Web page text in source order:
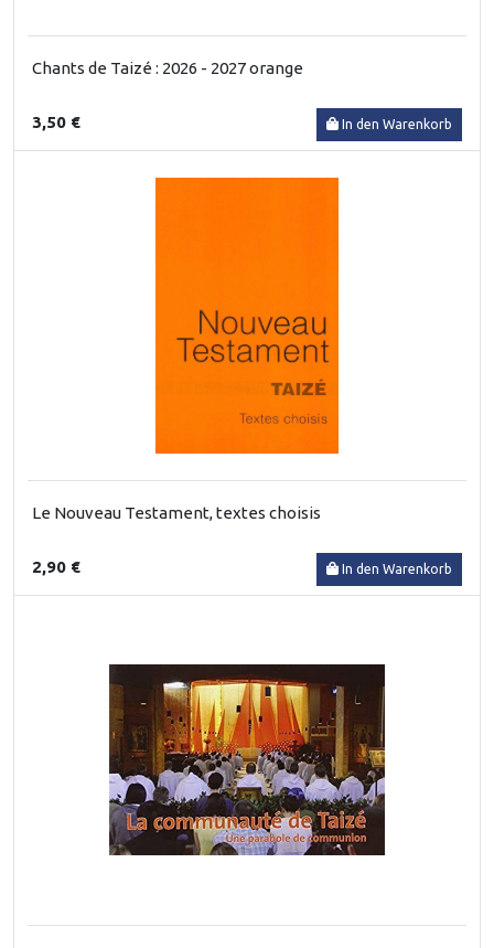
Chants de Taizé : 2026 - 2027 orange
3,50 € In den Warenkorb
Le Nouveau Testament, textes choisis
2,90 € In den Warenkorb